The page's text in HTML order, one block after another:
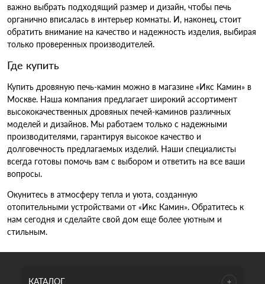
важно выбрать подходящий размер и дизайн, чтобы печь
органично вписалась в интерьер комнаты. И, наконец, стоит
обратить внимание на качество и надежность изделия, выбирая
только проверенных производителей.
Где купить
Купить дровяную печь-камин можно в магазине «Икс Камин» в
Москве. Наша компания предлагает широкий ассортимент
высококачественных дровяных печей-каминов различных
моделей и дизайнов. Мы работаем только с надежными
производителями, гарантируя высокое качество и
долговечность предлагаемых изделий. Наши специалисты
всегда готовы помочь вам с выбором и ответить на все ваши
вопросы.
Окунитесь в атмосферу тепла и уюта, созданную
отопительными устройствами от «Икс Камин». Обратитесь к
нам сегодня и сделайте свой дом еще более уютным и
стильным.
КАТАЛОГ